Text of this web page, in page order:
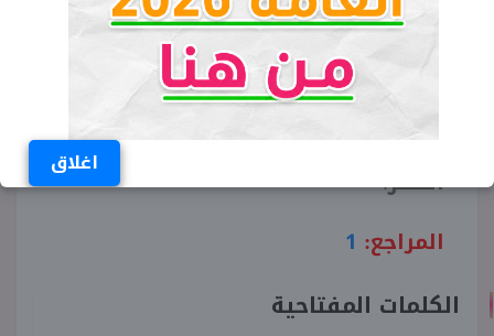
اغلاق
البعد عن التوتر
تجنب قراة الأخبار قبل النوم
عدم التفكير الكثير قبل النوم
البعد عن المخدرات
حل المشاكل المتعصية والتي تؤرق
الفكر.
المراجع: 1
الكلمات المفتاحية